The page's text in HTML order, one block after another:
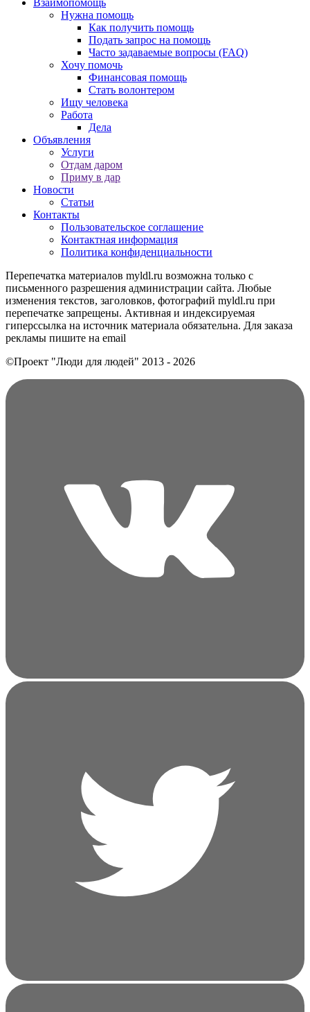
Нужна помощь
Как получить помощь
Подать запрос на помощь
Часто задаваемые вопросы (FAQ)
Хочу помочь
Финансовая помощь
Стать волонтером
Ищу человека
Работа
Дела
Объявления
Услуги
Отдам даром
Приму в дар
Новости
Статьи
Контакты
Пользовательское соглашение
Контактная информация
Политика конфиденциальности
Перепечатка материалов myldl.ru возможна только с
письменного разрешения администрации сайта. Любые
изменения текстов, заголовков, фотографий myldl.ru при
перепечатке запрещены. Активная и индексируемая
гиперссылка на источник материала обязательна. Для заказа
рекламы пишите на еmail
©Проект "Люди для людей" 2013 - 2026